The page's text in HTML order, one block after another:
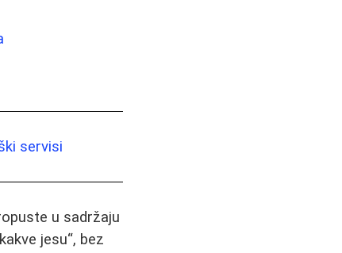
servisi
u sadržaju
jesu“, bez